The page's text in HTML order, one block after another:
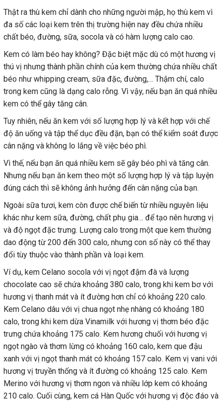
Thật ra thù kem chỉ dành cho những người mập, họ thù kem vì
đa số các loại kem trên thị trường hiện nay đều chứa nhiều
chất béo, đường, sữa, socola và có hàm lượng calo cao.
Kem có làm béo hay không? Đặc biệt mặc dù có một hương vị
thú vị nhưng thành phần chính của kem thường chứa nhiều chất
béo như whipping cream, sữa đặc, đường,… Thậm chí, calo
trong kem cũng là dạng calo rỗng. Vì vậy, nếu bạn ăn quá nhiều
kem có thể gây tăng cân.
Tuy nhiên, nếu ăn kem với số lượng hợp lý và kết hợp với chế
độ ăn uống và tập thể dục đều đặn, bạn có thể kiểm soát được
cân nặng và không lo lắng về việc béo phì.
Vì thế, nếu bạn ăn quá nhiều kem sẽ gây béo phì và tăng cân.
Nhưng nếu bạn ăn kem theo một số lượng hợp lý và tập luyện
đúng cách thì sẽ không ảnh hưởng đến cân nặng của bạn.
Ngoài sữa tươi, kem còn được chế biến từ nhiều nguyên liệu
khác như kem sữa, đường, chất phụ gia… để tạo nên hương vị
và độ ngọt đặc trưng. Lượng calo trong một que kem thường
dao động từ 200 đến 300 calo, nhưng con số này có thể thay
đổi tùy thuộc vào thành phần và loại kem.
Ví dụ, kem Celano socola với vị ngọt đậm đà và lượng
chocolate cao sẽ chứa khoảng 380 calo, trong khi kem bơ với
hương vị thanh mát và ít đường hơn chỉ có khoảng 220 calo.
Kem Celano dâu với vị chua ngọt nhẹ nhàng có khoảng 180
calo, trong khi kem dừa Vinamilk với hương vị thơm béo đặc
trưng chứa khoảng 175 calo. Kem hương chuối với hương vị
ngọt ngào và thơm lừng có khoảng 160 calo, kem que đậu
xanh với vị ngọt thanh mát có khoảng 157 calo. Kem vị vani với
hương vị truyền thống và ít đường có khoảng 125 calo. Kem
Merino với hương vị thơm ngon và nhiều lớp kem có khoảng
210 calo. Cuối cùng, kem cá Hàn Quốc với hương vị độc đáo và